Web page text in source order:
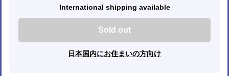
International shipping available
Sold out
日本国内にお住まいの方向け